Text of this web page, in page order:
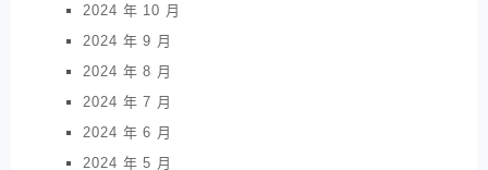
2024 年 10 月
2024 年 9 月
2024 年 8 月
2024 年 7 月
2024 年 6 月
2024 年 5 月